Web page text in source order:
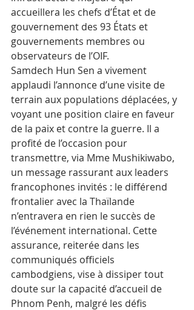
accueillera les chefs d’État et de
gouvernement des 93 États et
gouvernements membres ou
observateurs de l’OIF.
Samdech Hun Sen a vivement
applaudi l’annonce d’une visite de
terrain aux populations déplacées, y
voyant une position claire en faveur
de la paix et contre la guerre. Il a
profité de l’occasion pour
transmettre, via Mme Mushikiwabo,
un message rassurant aux leaders
francophones invités : le différend
frontalier avec la Thaïlande
n’entravera en rien le succès de
l’événement international. Cette
assurance, reiterée dans les
communiqués officiels
cambodgiens, vise à dissiper tout
doute sur la capacité d’accueil de
Phnom Penh, malgré les défis